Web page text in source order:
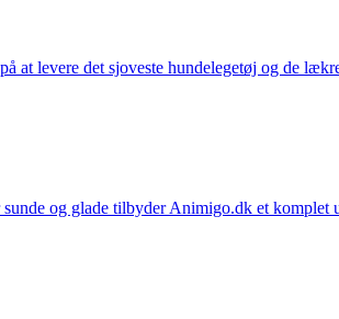
at levere det sjoveste hundelegetøj og de
og glade tilbyder Animigo.dk et